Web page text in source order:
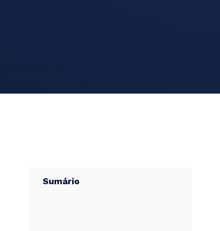
Sumário